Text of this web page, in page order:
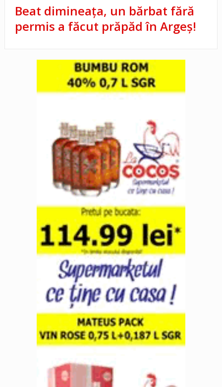
Beat dimineața, un bărbat fără
permis a făcut prăpăd în Argeș!